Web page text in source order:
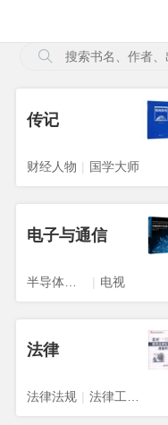
传记
财经人物 | 国学大师
电子与通信
| 电视
法律
法律法规 | 法律工具书